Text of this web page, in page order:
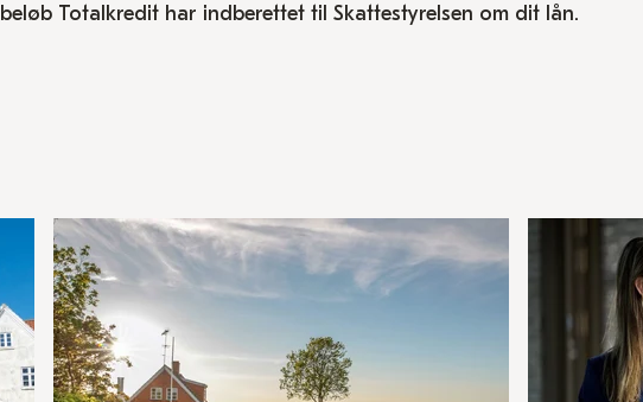
beløb Totalkredit har indberettet til Skattestyrelsen om dit lån.